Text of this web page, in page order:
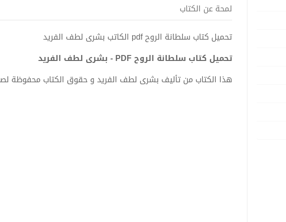
لمحة عن الكتاب
تحميل كتاب سلطانة الروح pdf الكاتب بشرى لطف الفريد
تحميل كتاب سلطانة الروح PDF - بشرى لطف الفريد
هذا الكتاب من تأليف بشرى لطف الفريد و حقوق الكتاب محفوظة